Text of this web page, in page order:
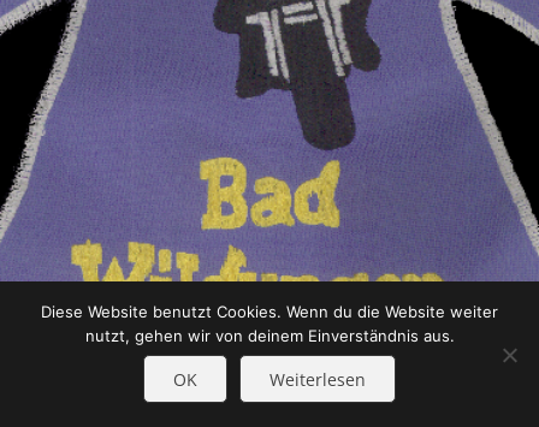
Diese Website benutzt Cookies. Wenn du die Website weiter
nutzt, gehen wir von deinem Einverständnis aus.
OK Weiterlesen